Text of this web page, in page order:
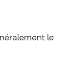
le